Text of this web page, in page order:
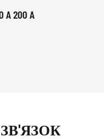
A 200 A